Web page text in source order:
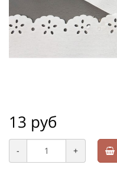
13 руб
- +